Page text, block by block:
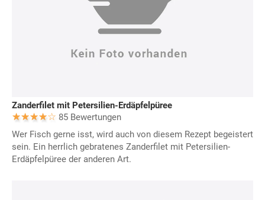
Zanderfilet mit Petersilien-Erdäpfelpüree
85 Bewertungen
Wer Fisch gerne isst, wird auch von diesem Rezept begeistert
sein. Ein herrlich gebratenes Zanderfilet mit Petersilien-
Erdäpfelpüree der anderen Art.